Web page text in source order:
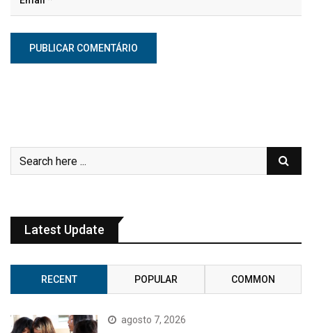
Latest Update
RECENT POPULAR COMMON
agosto 7, 2026